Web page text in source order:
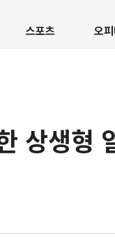
스포츠 오
상생형